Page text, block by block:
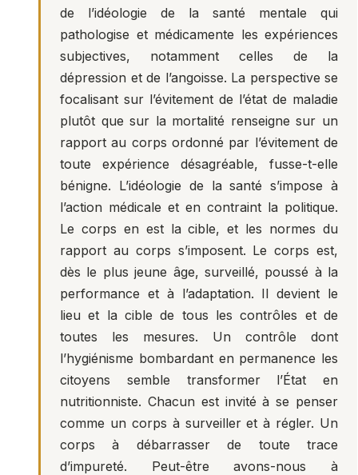
de l’idéologie de la santé mentale qui
pathologise et médicamente les expériences
subjectives, notamment celles de la
dépression et de l’angoisse. La perspective se
focalisant sur l’évitement de l’état de maladie
plutôt que sur la mortalité renseigne sur un
rapport au corps ordonné par l’évitement de
toute expérience désagréable, fusse-t-elle
bénigne. L’idéologie de la santé s’impose à
l’action médicale et en contraint la politique.
Le corps en est la cible, et les normes du
rapport au corps s’imposent. Le corps est,
dès le plus jeune âge, surveillé, poussé à la
performance et à l’adaptation. Il devient le
lieu et la cible de tous les contrôles et de
toutes les mesures. Un contrôle dont
l’hygiénisme bombardant en permanence les
citoyens semble transformer l’État en
nutritionniste. Chacun est invité à se penser
comme un corps à surveiller et à régler. Un
corps à débarrasser de toute trace
d’impureté. Peut-être avons-nous à